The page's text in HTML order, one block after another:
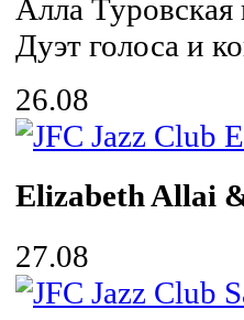
Алла
Дуэт голоса и
26.08
Elizabeth Allai
27.08